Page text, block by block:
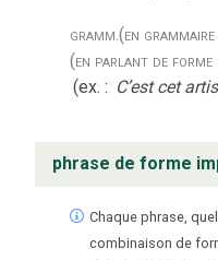
gramm.(en
(en parlant de forme
(ex. : C’est cet
phrase de forme
Chaque phrase,
combinaison de